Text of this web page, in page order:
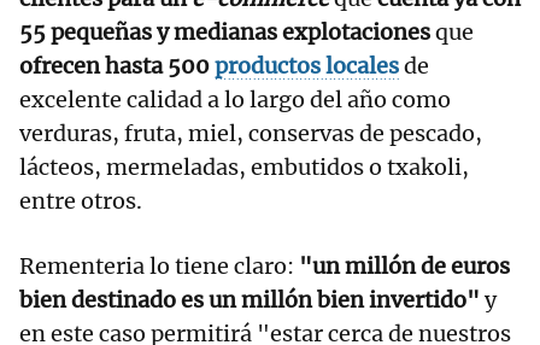
55 pequeñas y medianas explotacionesque
ofrecen hasta 500productos localesde
excelente calidad a lo largo del año como
verduras, fruta, miel, conservas de pescado,
lácteos, mermeladas, embutidos o txakoli,
entre otros.
Rementeria lo tiene claro: "un millón de euros
bien destinado es un millón bien invertido" y
en este caso permitirá "estar cerca de nuestros